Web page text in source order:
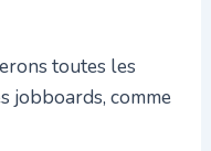
toutes les
jobboards, comme